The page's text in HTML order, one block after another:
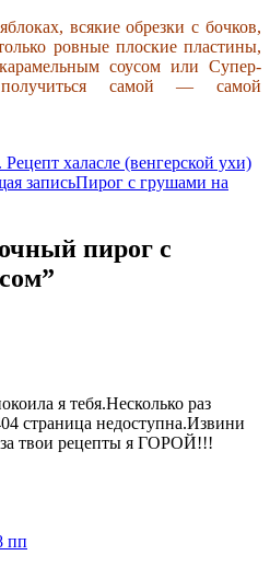
всякие обрезки с бочков,
ровные плоские пластины,
соусом или Супер-
самой — самой
Рецепт халасле (венгерской ухи)
записьПирог с грушами на
пирог c
я тебя.Несколько раз
страница недоступна.Извини
твои рецепты я ГОРОЙ!!!
пп